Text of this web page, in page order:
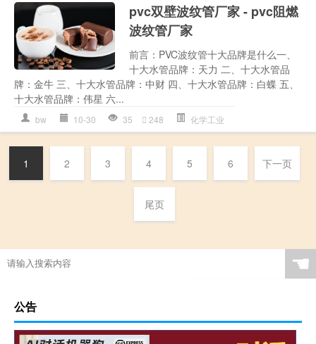
pvc双壁波纹管厂家 - pvc阻燃
波纹管厂家
前言：PVC波纹管十大品牌是什么一、
十大水管品牌：天力 二、十大水管品
牌：金牛 三、十大水管品牌：中财 四、十大水管品牌：白蝶 五、
十大水管品牌：伟星 六...
bw 10-30 35 248 化学工业
1 2 3 4 5 6 下一页
尾页
☚
公告